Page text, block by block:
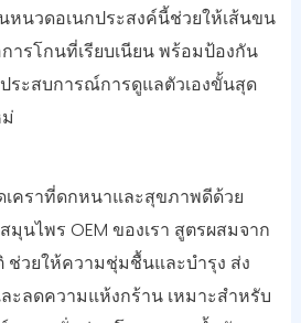
หนวดอเนกประสงค์นี้ช่วยให้เส้นขน
ารโกนที่เรียบเนียน พร้อมป้องกัน
ระสบการณ์การดูแลตัวเองขั้นสุด
เคราที่ดกหนาและสุขภาพดีด้วย
นไพร OEM ของเรา สูตรผสมจาก
ช่วยให้ความชุ่มชื้นและบำรุง ส่ง
ะลดความแห้งกร้าน เหมาะสำหรับ